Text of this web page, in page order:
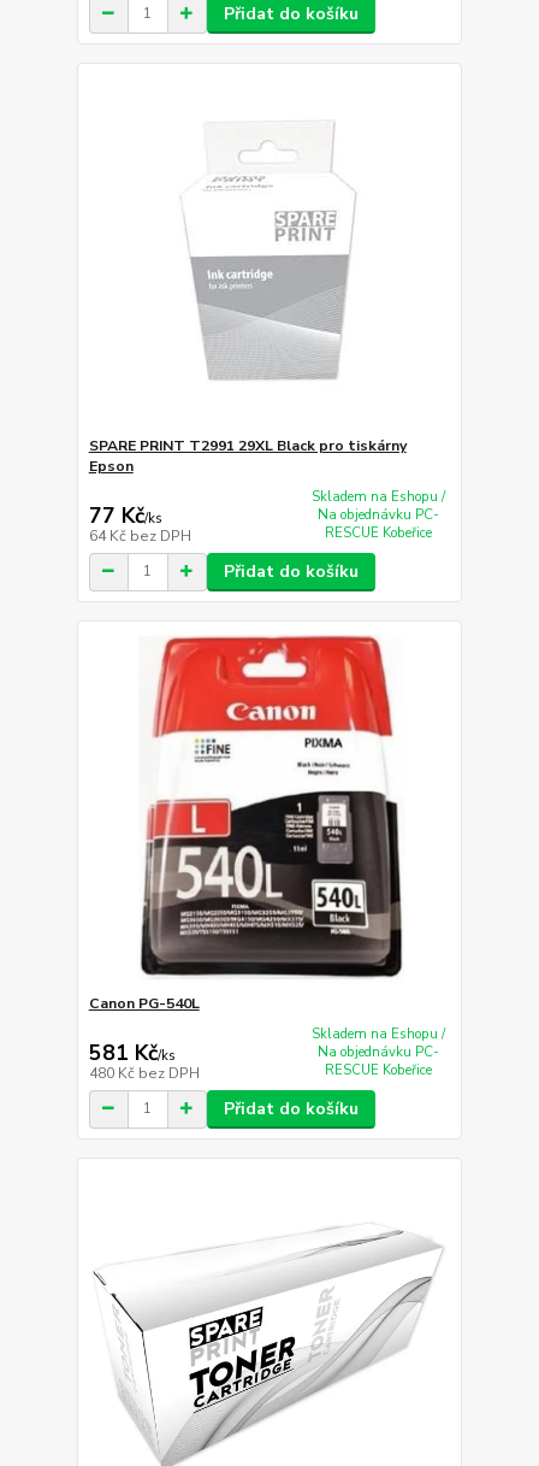
Přidat do košíku
SPARE PRINT T2991 29XL Black pro tiskárny
Epson
77 Kč/ks
64 Kč bez DPH
Skladem na Eshopu /
Na objednávku PC-
RESCUE Kobeřice
Přidat do košíku
Canon PG-540L
581 Kč/ks
480 Kč bez DPH
Skladem na Eshopu /
Na objednávku PC-
RESCUE Kobeřice
Přidat do košíku